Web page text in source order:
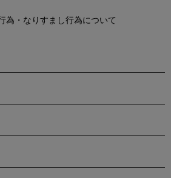
為・なりすまし行為について